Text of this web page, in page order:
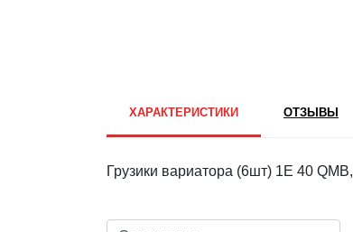
ХАРАКТЕРИСТИКИ ОТЗЫВЫ
Грузики вариатора (6шт) 1E 40